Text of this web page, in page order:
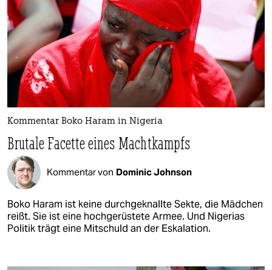
Kommentar Boko Haram in Nigeria
Brutale Facette eines Machtkampfs
Kommentar von Dominic Johnson
Boko Haram ist keine durchgeknallte Sekte, die Mädchen
reißt. Sie ist eine hochgerüstete Armee. Und Nigerias
Politik trägt eine Mitschuld an der Eskalation.